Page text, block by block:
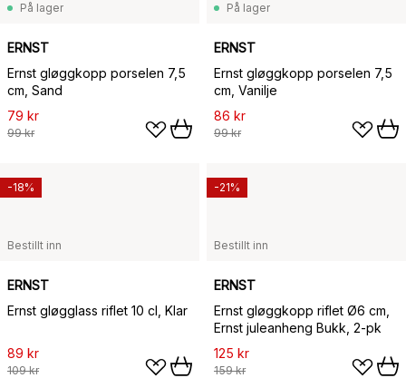
På lager
ERNST
Ernst gløggkopp porselen 7,5
cm, Sand
79 kr
99 kr
På lager
ERNST
Ernst gløggkopp porselen 7,5
cm, Vanilje
86 kr
99 kr
Bestillt inn
ERNST
Ernst gløgglass riflet 10 cl, Klar
89 kr
109 kr
-18%
Bestillt inn
ERNST
Ernst gløggkopp riflet Ø6 cm,
Ernst juleanheng Bukk, 2-pk
125 kr
159 kr
-21%